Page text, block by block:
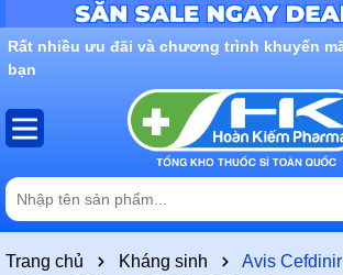
Rất nhiều ưu đãi và chương trình khuyến
bạn
Trang chủ Kháng sinh
Avis